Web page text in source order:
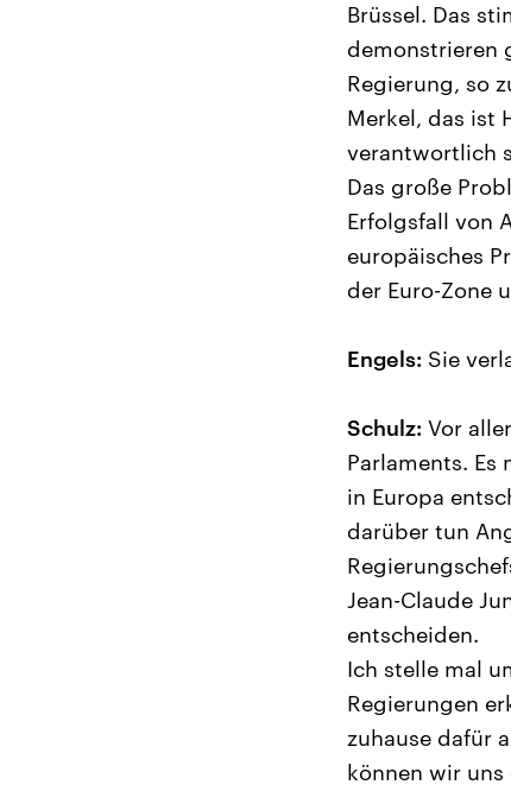
Brüssel. Das
demonstrieren
Regierung, so
Merkel, das ist
verantwortlich
Das große
Erfolgsfall von
europäisches
der Euro-Zone
Engels: Sie
Schulz: Vor
Parlaments.
in Europa
darüber tun
Jean-Claude
entscheiden.
Ich stelle mal
Regierungen
zuhause dafür
können wir uns